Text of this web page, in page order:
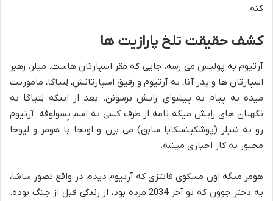
کنه.
کشف حقیقت تلخ پارازیت ها
آرتیوم به پولیس می رسه، جایی که مقر اسپارتان هاست. میلر، رهبر
اسپارتان ها و پدر آنا، به آرتیوم و رفیق اسپارتانش، لِتیاگا، ماموریت
میده یه پیام به پیشوای رایش برسونن. بعد از اینکه لِتیاگا به
نگهبان های رایش میگه نامه از طرف کسی به اسم بِسولوفه، آرتیوم
رو به شیلر (پوشکینسکایا سابق) می برن و اونجا با هومر و لیوخا
مجبور به کار اجباری میشه.
هومر میگه اون مسکوی فانتزی که آرتیوم دیده، در واقع تصور ساشا،
یه دختر جوون که تو آخر 2034 مرده بود، از زندگی قبل از جنگ بوده.